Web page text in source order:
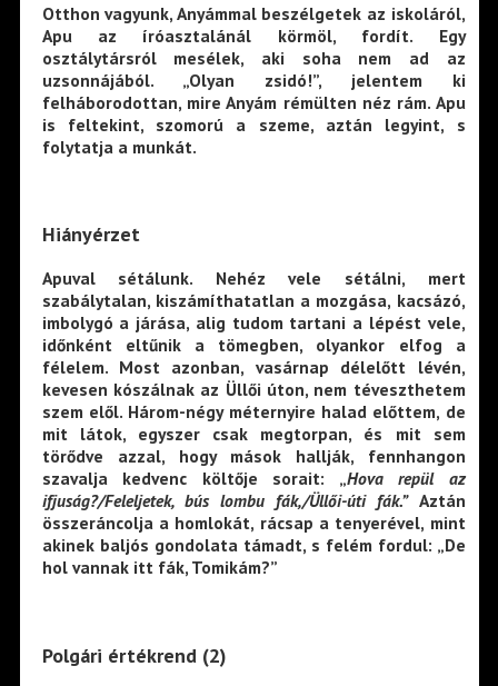
Otthon vagyunk, Anyámmal beszélgetek az iskoláról,
Apu az íróasztalánál körmöl, fordít. Egy
osztálytársról mesélek, aki soha nem ad az
uzsonnájából. „Olyan zsidó!”, jelentem ki
felháborodottan, mire Anyám rémülten néz rám. Apu
is feltekint, szomorú a szeme, aztán legyint, s
folytatja a munkát.
Hiányérzet
Apuval sétálunk. Nehéz vele sétálni, mert
szabálytalan, kiszámíthatatlan a mozgása, kacsázó,
imbolygó a járása, alig tudom tartani a lépést vele,
időnként eltűnik a tömegben, olyankor elfog a
félelem. Most azonban, vasárnap délelőtt lévén,
kevesen kószálnak az Üllői úton, nem téveszthetem
szem elől. Három-négy méternyire halad előttem, de
mit látok, egyszer csak megtorpan, és mit sem
törődve azzal, hogy mások hallják, fennhangon
szavalja kedvenc költője sorait: „Hova repül az
ifjuság?/Feleljetek, bús lombu fák,/Üllői-úti fák.” Aztán
összeráncolja a homlokát, rácsap a tenyerével, mint
akinek baljós gondolata támadt, s felém fordul: „De
hol vannak itt fák, Tomikám?”
Polgári értékrend (2)